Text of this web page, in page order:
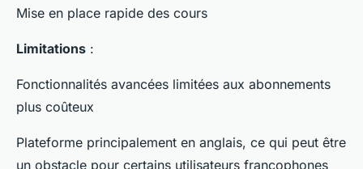
Mise en place rapide des cours
Limitations :
Fonctionnalités avancées limitées aux abonnements
plus coûteux
Plateforme principalement en anglais, ce qui peut être
un obstacle pour certains utilisateurs francophones